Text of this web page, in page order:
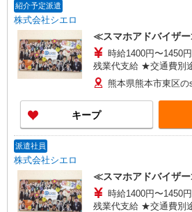
紹介予定派遣
株式会社シエロ
≪スマホアドバイザ
時給1400円〜1450
残業代支給 ★交通費別途
+゜・。○。・゜+゜・
万円支給(規定有) お友達を紹介頂くと, インセンテ
ィブ支給(規定有) ★月2回払い・週払い可能（規程
有）★ ゜・。○。・゜+
熊本県熊本市東区
キープ
派遣社員
株式会社シエロ
≪スマホアドバイザ
時給1400円〜1450
残業代支給 ★交通費別途